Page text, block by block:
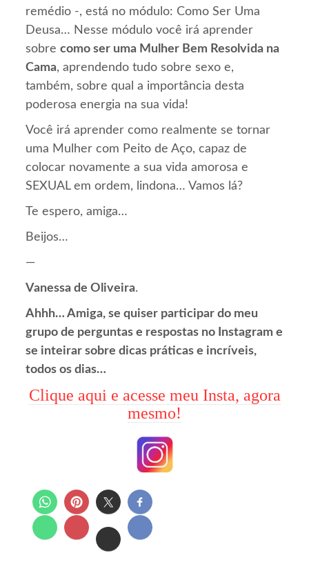
remédio -, está no módulo: Como Ser Uma
Deusa… Nesse módulo você irá aprender
sobrecomo ser uma Mulher Bem Resolvida na
Cama, aprendendo tudo sobre sexo e,
também, sobre qual a importância desta
poderosa energia na sua vida!
Você irá aprender como realmente se tornar
uma Mulher com Peito de Aço, capaz de
colocar novamente a sua vida amorosa e
SEXUAL em ordem, lindona… Vamos lá?
Te espero, amiga…
Beijos…
—
Vanessa de Oliveira.
Ahhh… Amiga, se quiser participar do meu
grupo de perguntas e respostas no Instagram e
se inteirar sobre dicas práticas e incríveis,
todos os dias…
Clique aqui e acesse meu Insta, agora
mesmo!